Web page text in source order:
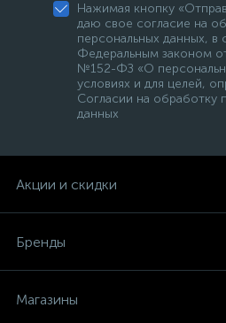
Нажимая кнопку
даю свое согласие на
персональных данных, в
Федеральным законом
№152-ФЗ «О
условиях и для целей,
Согласии на обработку
данных
Акции и скидки
Бренды
Магазины